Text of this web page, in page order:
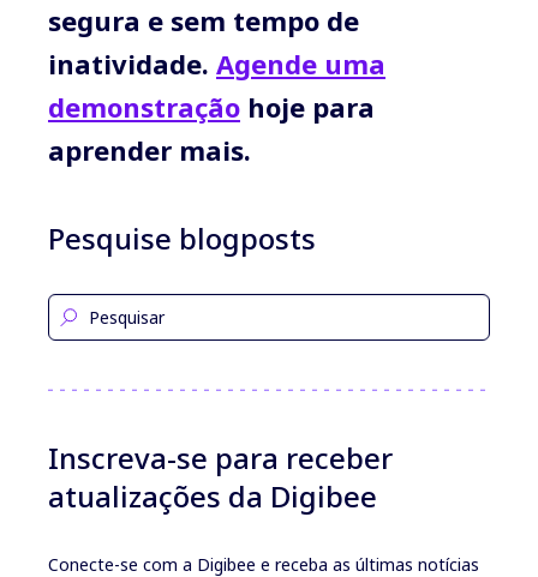
segura e sem tempo de
inatividade. Agende uma
demonstração hoje para
aprender mais.
Pesquise blogposts
Inscreva-se para receber
atualizações da Digibee
Conecte-se com a Digibee e receba as últimas notícias